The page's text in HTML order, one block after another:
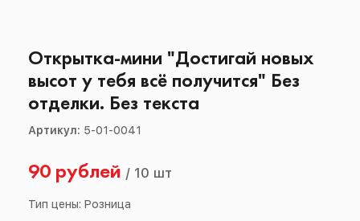
Открытка-мини "Достигай новых
высот у тебя всё получится" Без
отделки. Без текста
Артикул: 5-01-0041
90 рублей / 10 шт
Тип цены: Розница